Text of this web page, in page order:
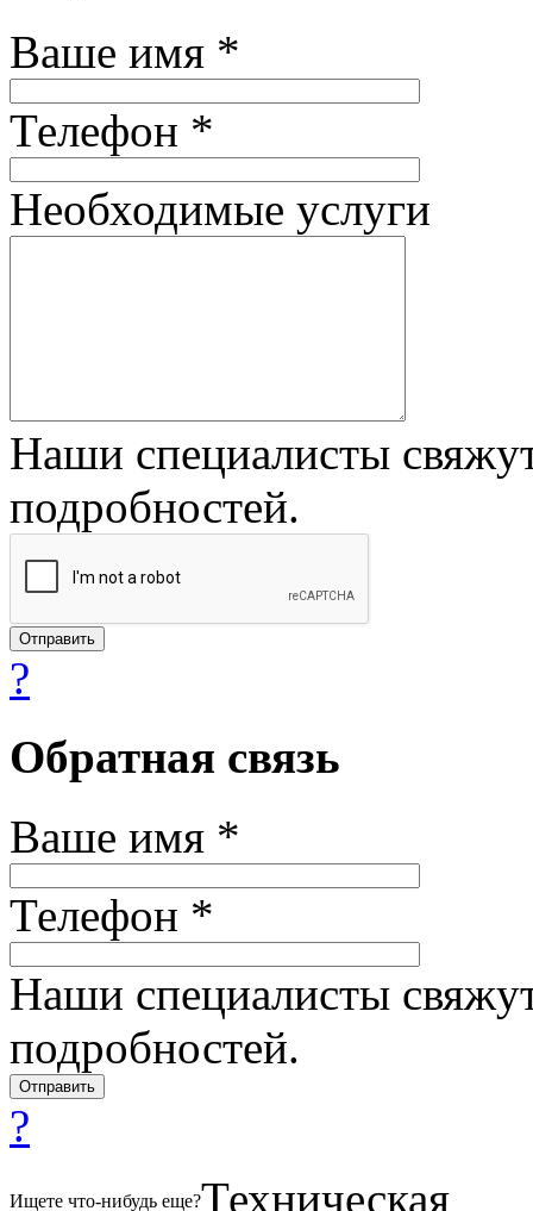
Ваше имя *
Телефон *
Необходимые услуги
Наши специалисты
подробностей.
?
Обратная связь
Ваше имя *
Телефон *
Наши специалисты
подробностей.
?
Ищете что-нибудь еще?Техническая